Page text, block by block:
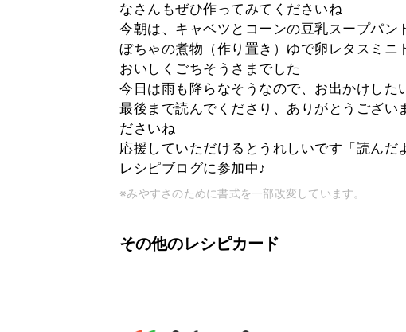
なさんもぜひ作ってみてくださいね
今朝は、キャベツとコーンの豆乳スープパ
ぼちゃの煮物（作り置き）ゆで卵レタスミニ
おいしくごちそうさまでした
今日は雨も降らなそうなので、お出かけした
最後まで読んでくださり、ありがとうござい
ださいね
応援していただけるとうれしいです「読ん
レシピブログに参加中♪
※みやすさのために書式を一部改変しています。
その他のレシピカード